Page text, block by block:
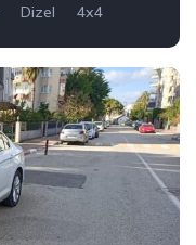
Dizel
4x4